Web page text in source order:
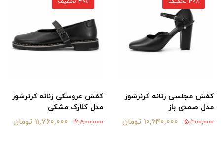
کفش مجلسی زنانه کرنرشوز
مدل صمدی باز
15,200,000 10,640,000 تومان
کفش عروسکی زنانه کرنرشوز
مدل کلارک مشکی
16,800,000 11,760,000 تومان